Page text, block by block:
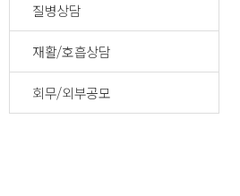
질병상담
재활/호흡상담
회무/외부공모